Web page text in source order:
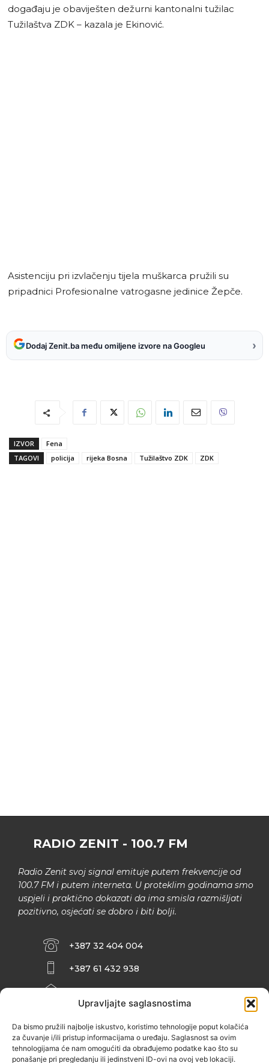
Upravljajte saglasnostima
Da bismo pružili najbolje iskustvo, koristimo tehnologije poput kolačića
za čuvanje i/ili pristup informacijama o uređaju. Saglasnost sa ovim
tehnologijama će nam omogućiti da obrađujemo podatke kao što su
ponašanje pri pregledanju ili jedinstveni ID-ovi na ovoj veb lokaciji.
događaju je obaviješten dežurni kantonalni tužilac
Tužilaštva ZDK – kazala je Ekinović.
Asistenciju pri izvlačenju tijela muškarca pružili su
pripadnici Profesionalne vatrogasne jedinice Žepče.
Dodaj Zenit.ba među omiljene izvore na Googleu ›
IZVOR
Fena
TAGOVI
policija rijeka Bosna Tužilaštvo ZDK ZDK
RADIO ZENIT - 100.7 FM
Radio Zenit svoj signal emituje putem frekvencije od
100.7 FM i putem interneta. U proteklim godinama smo
uspjeli i praktično dokazati da ima smisla razmišljati
pozitivno, osjećati se dobro i biti bolji.
+387 32 404 004
+387 61 432 938
ZENIČANKA, 3. SPRAT), 72000 ZENICA